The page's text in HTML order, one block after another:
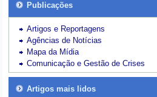
Publicações
Artigos e Reportagens
Agências de Notícias
Mapa da Mídia
Comunicação e Gestão de Crises
Artigos mais lidos